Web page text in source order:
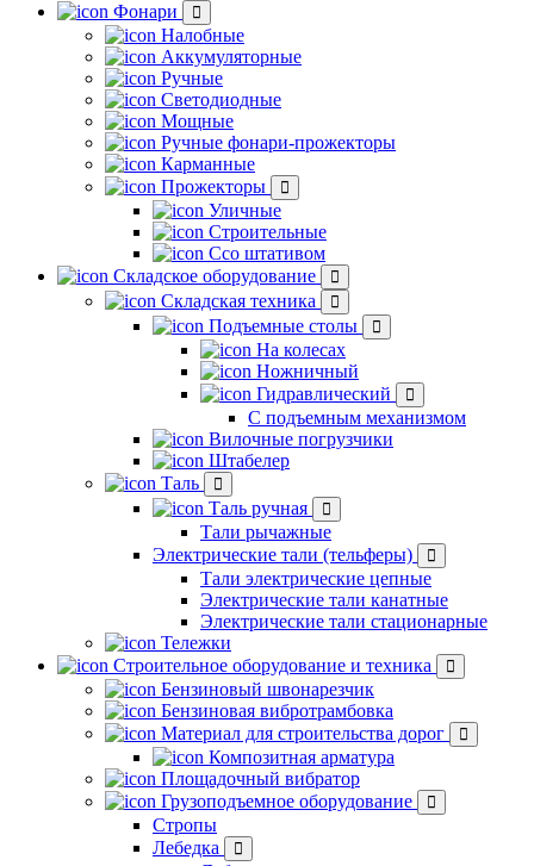
Фонари
Налобные
Аккумуляторные
Ручные
Светодиодные
Мощные
Ручные фонари-прожекторы
Карманные
Прожекторы
Уличные
Строительные
Ссо штативом
Складское оборудование
Складская техника
Подъемные столы
На колесах
Ножничный
Гидравлический
С подъемным механизмом
Вилочные погрузчики
Штабелер
Таль
Таль ручная
Тали рычажные
Электрические тали (тельферы)
Тали электрические цепные
Электрические тали канатные
Электрические тали стационарные
Тележки
Строительное оборудование и техника
Бензиновый швонарезчик
Бензиновая вибротрамбовка
Материал для строительства дорог
Композитная арматура
Площадочный вибратор
Грузоподъемное оборудование
Стропы
Лебедка